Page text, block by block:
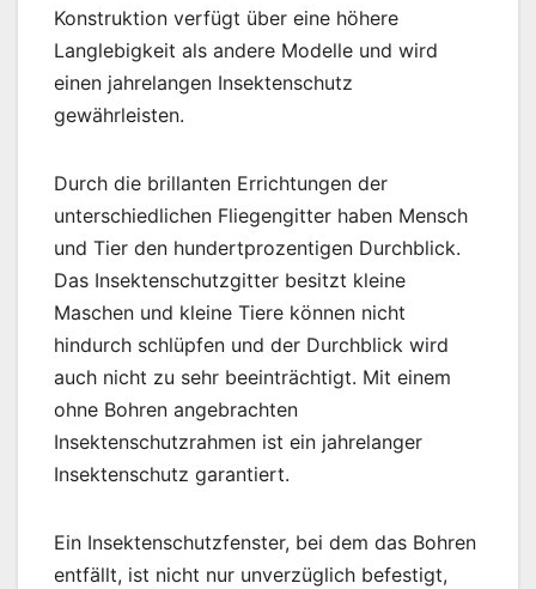
Konstruktion verfügt über eine höhere
Langlebigkeit als andere Modelle und wird
einen jahrelangen Insektenschutz
gewährleisten.
Durch die brillanten Errichtungen der
unterschiedlichen Fliegengitter haben Mensch
und Tier den hundertprozentigen Durchblick.
Das Insektenschutzgitter besitzt kleine
Maschen und kleine Tiere können nicht
hindurch schlüpfen und der Durchblick wird
auch nicht zu sehr beeinträchtigt. Mit einem
ohne Bohren angebrachten
Insektenschutzrahmen ist ein jahrelanger
Insektenschutz garantiert.
Ein Insektenschutzfenster, bei dem das Bohren
entfällt, ist nicht nur unverzüglich befestigt,